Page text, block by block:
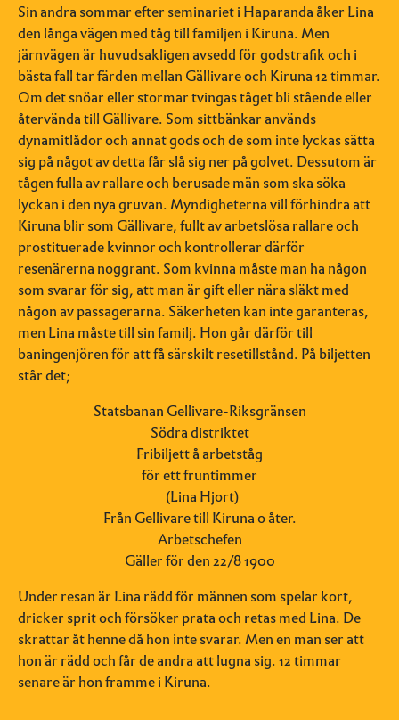
Sin andra sommar efter seminariet i Haparanda åker Lina
den långa vägen med tåg till familjen i Kiruna. Men
järnvägen är huvudsakligen avsedd för godstrafik och i
bästa fall tar färden mellan Gällivare och Kiruna 12 timmar.
Om det snöar eller stormar tvingas tåget bli stående eller
återvända till Gällivare. Som sittbänkar används
dynamitlådor och annat gods och de som inte lyckas sätta
sig på något av detta får slå sig ner på golvet. Dessutom är
tågen fulla av rallare och berusade män som ska söka
lyckan i den nya gruvan. Myndigheterna vill förhindra att
Kiruna blir som Gällivare, fullt av arbetslösa rallare och
prostituerade kvinnor och kontrollerar därför
resenärerna noggrant. Som kvinna måste man ha någon
som svarar för sig, att man är gift eller nära släkt med
någon av passagerarna. Säkerheten kan inte garanteras,
men Lina måste till sin familj. Hon går därför till
baningenjören för att få särskilt resetillstånd. På biljetten
står det;
Statsbanan Gellivare-Riksgränsen
Södra distriktet
Fribiljett å arbetståg
för ett fruntimmer
(Lina Hjort)
Från Gellivare till Kirunao åter.
Arbetschefen
Gäller för den 22/8 1900
Under resan är Lina rädd för männen som spelar kort,
dricker sprit och försöker prata och retas med Lina. De
skrattar åt henne då hon inte svarar. Men en man ser att
hon är rädd och får de andra att lugna sig. 12 timmar
senare är hon framme i Kiruna.